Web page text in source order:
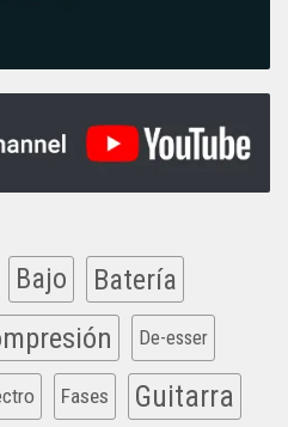
Bajo Batería
De-esser
Fases Guitarra